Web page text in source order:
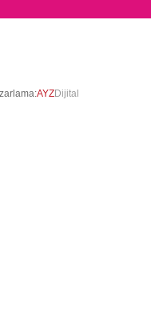
AYZDijital